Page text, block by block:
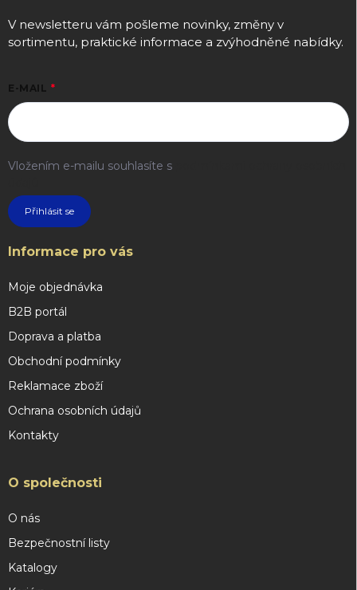
V newsletteru vám pošleme novinky, změny v
sortimentu, praktické informace a zvýhodněné nabídky.
E-MAIL
Vložením e-mailu souhlasíte s
Přihlásit se
Informace pro vás
Moje objednávka
B2B portál
Doprava a platba
Obchodní podmínky
Reklamace zboží
Ochrana osobních údajů
Kontakty
O společnosti
O nás
Bezpečnostní listy
Katalogy